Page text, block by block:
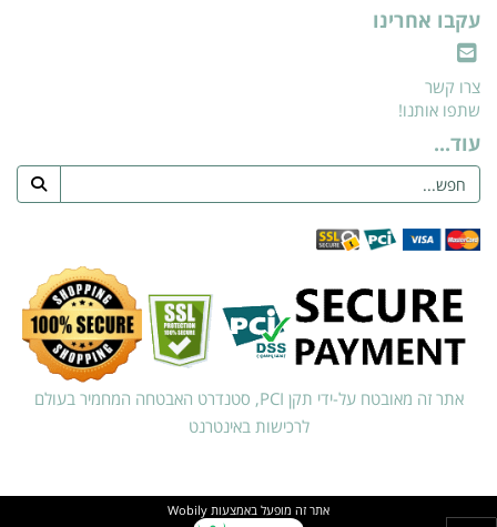
עקבו אחרינו
צרו קשר
שתפו אותנו!
עוד...
אתר זה מאובטח על-ידי תקן PCI, סטנדרט האבטחה המחמיר בעולם
לרכישות באינטרנט
אתר זה מופעל באמצעות Wobily